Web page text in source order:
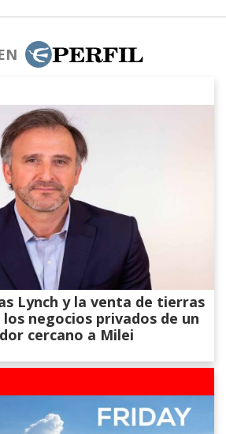
Lynch y la venta de tierras
negocios privados de un
cercano a Milei